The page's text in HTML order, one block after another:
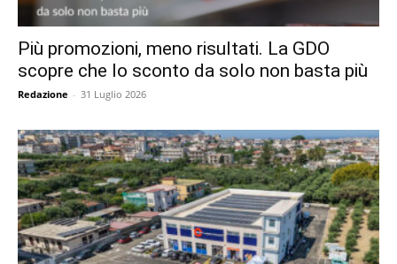
Più promozioni, meno risultati. La GDO
scopre che lo sconto da solo non basta più
Redazione - 31 Luglio 2026